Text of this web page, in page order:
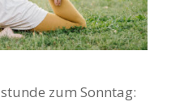
zum Sonntag: